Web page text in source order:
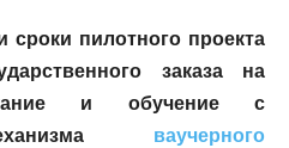
сроки пилотного проекта
заказа на
и обучение с
ваучерного